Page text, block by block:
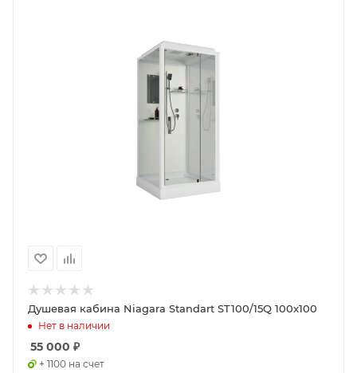
Душевая кабина Niagara Standart ST100/15Q 100x100
Нет в наличии
55 000 ₽
+ 1100 на счет